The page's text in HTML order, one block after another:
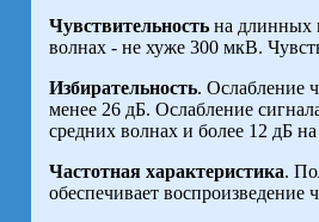
Чувствительность на длинных
волнах - не хуже 300 мкВ.
Избирательность. Ослабление
менее 26 дБ. Ослабление
средних волнах и более 12 дБ
Частотная характеристика.
обеспечивает воспроизведение